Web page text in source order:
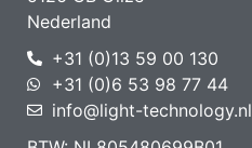
Nederland
+31 (0)13 59 00 130
+31 (0)6 53 98 77 44
info@light-technology.nl